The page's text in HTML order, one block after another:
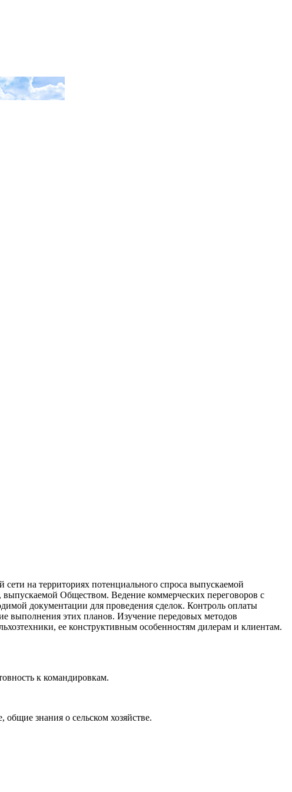
на территориях потенциального спроса выпускаемой
Обществом. Ведение коммерческих переговоров с
документации для проведения сделок. Контроль оплаты
выполнения этих планов. Изучение передовых методов
ее конструктивным особенностям дилерам и клиентам.
к командировкам.
общие знания о сельском хозяйстве.